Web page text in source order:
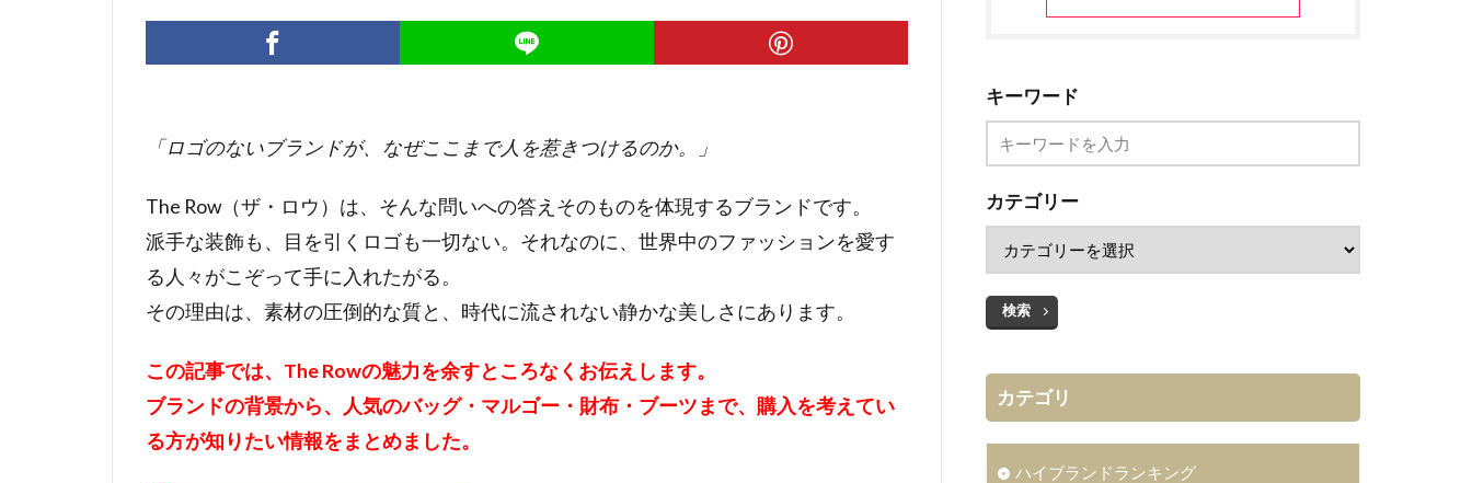
「ロゴのないブランドが、なぜここまで人を惹きつけるのか。」
The Row（ザ・ロウ）は、そんな問いへの答えそのものを体現するブランドです。
派手な装飾も、目を引くロゴも一切ない。それなのに、世界中のファッションを愛す
る人々がこぞって手に入れたがる。
その理由は、素材の圧倒的な質と、時代に流されない静かな美しさにあります。
この記事では、The Rowの魅力を余すところなくお伝えします。
ブランドの背景から、人気のバッグ・マルゴー・財布・ブーツまで、購入を考えてい
る方が知りたい情報をまとめました。
キーワード
カテゴリー
検索
カテゴリ
ハイブランドランキング